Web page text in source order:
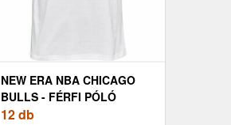
NEW ERA NBA CHICAGO
BULLS - FÉRFI PÓLÓ
12 db